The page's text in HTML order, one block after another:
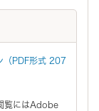
（PDF形式 207
覧にはAdobe